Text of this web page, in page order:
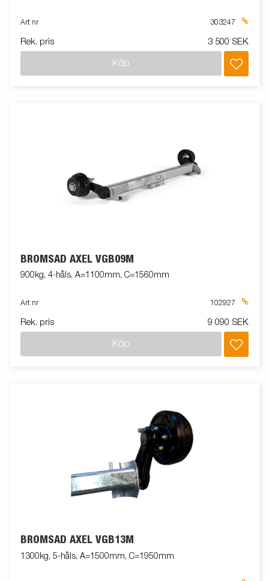
Art nr 303247
Rek. pris 3 500 SEK
Köp
BROMSAD AXEL VGB09M
900kg, 4-håls, A=1100mm, C=1560mm
Art nr 102927
Rek. pris 9 090 SEK
Köp
BROMSAD AXEL VGB13M
1300kg, 5-håls, A=1500mm, C=1950mm